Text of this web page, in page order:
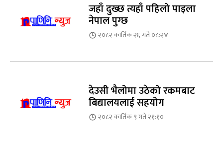
जहाँ दुख्छ त्यहाँ पहिलो पाइला
नेपाल पुग्छ
२०८२ कार्तिक २६ गते ०८:२४
देउसी भैलोमा उठेको रकमबाट
बिद्यालयलाई सहयोग
२०८२ कार्तिक ९ गते २१:१०